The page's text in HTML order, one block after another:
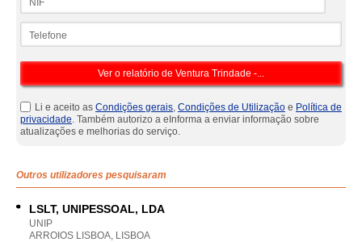
Li e aceito as Condições gerais, Condições de Utilização e Política de
privacidade. Também autorizo a eInforma a enviar informação sobre
atualizações e melhorias do serviço.
Outros utilizadores pesquisaram
LSLT, UNIPESSOAL, LDA
UNIP
ARROIOS LISBOA, LISBOA